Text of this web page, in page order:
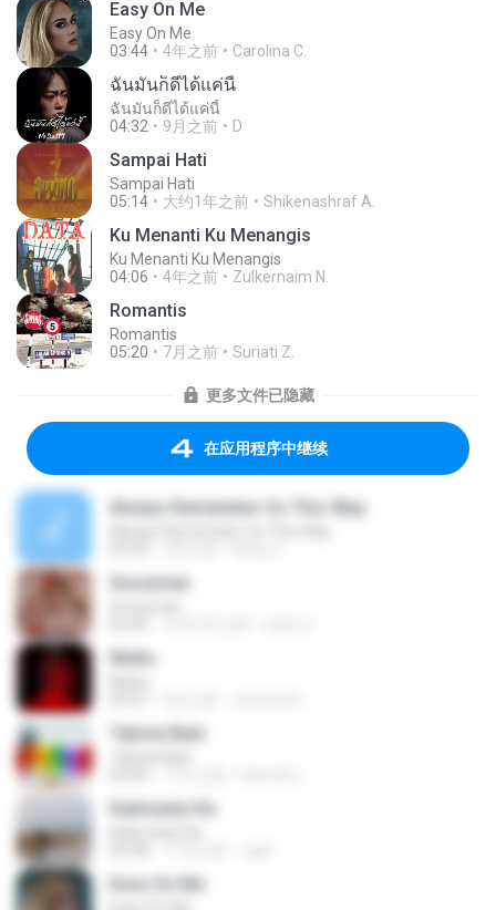
Easy On Me
Easy On Me
03:44
4年之前 Carolina C.
ฉันมันก็ดีได้แค่นี้
ฉันมันก็ดีได้แค่นี้
04:32
9月之前 D
Sampai Hati
Sampai Hati
05:14
大约1年之前 Shikenashraf A.
Ku Menanti Ku Menangis
Ku Menanti Ku Menangis
04:06
4年之前 Zulkernaim N.
Romantis
Romantis
05:20
7月之前 Suriati Z.
更多文件已隐藏
在应用程序中继续
Always Remember Us This Way
Snowman
Multo
Tabola Bale
Kalimutan Ka
Easy On Me